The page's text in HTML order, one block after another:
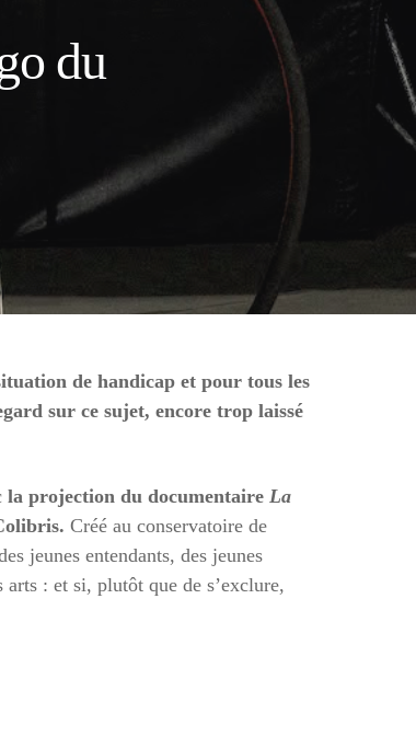
du
de handicap et pour tous les
sur ce sujet, encore trop laissé
la projection du documentaire La
Créé au conservatoire de
jeunes entendants, des jeunes
: et si, plutôt que de s’exclure,